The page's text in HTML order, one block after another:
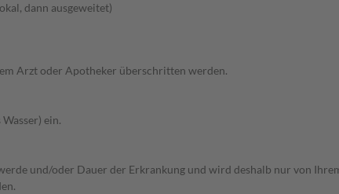
dann ausgeweitet)
Arzt oder Apotheker überschritten werden.
ein.
und/oder Dauer der Erkrankung und wird deshalb nur von